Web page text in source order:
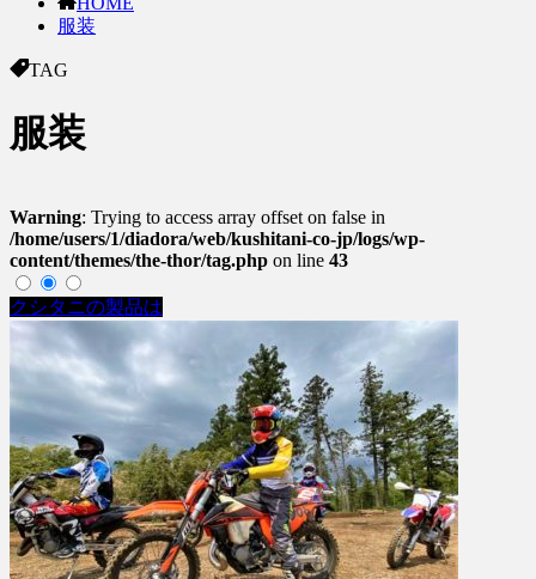
服装
TAG
服装
Warning: Trying to access array offset on false in
/home/users/1/diadora/web/kushitani-co-jp/logs/wp-
content/themes/the-thor/tag.php on line 43
クシタニの製品は